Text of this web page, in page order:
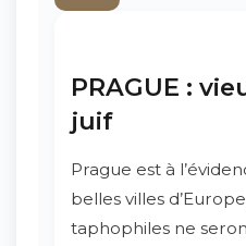
PRAGUE :
juif
Prague est à
belles villes
taphophiles ne